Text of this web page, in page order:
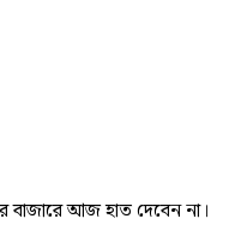
বাজারে আজ হাত দেবেন না।